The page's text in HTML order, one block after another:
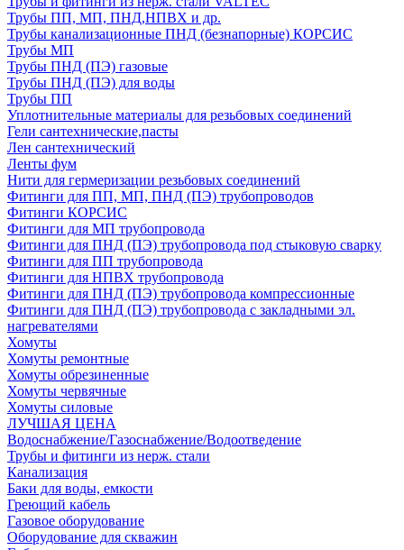
Трубы ПП, МП, ПНД,НПВХ и др.
Трубы канализационные ПНД (безнапорные) КОРСИС
Трубы МП
Трубы ПНД (ПЭ) газовые
Трубы ПНД (ПЭ) для воды
Трубы ПП
Уплотнительные материалы для резьбовых соединений
Гели сантехнические,пасты
Лен сантехнический
Ленты фум
Нити для гермеризации резьбовых соединений
Фитинги для ПП, МП, ПНД (ПЭ) трубопроводов
Фитинги КОРСИС
Фитинги для МП трубопровода
Фитинги для ПНД (ПЭ) трубопровода под стыковую сварку
Фитинги для ПП трубопровода
Фитинги для НПВХ трубопровода
Фитинги для ПНД (ПЭ) трубопровода компрессионные
Фитинги для ПНД (ПЭ) трубопровода с закладными эл.
нагревателями
Хомуты
Хомуты ремонтные
Хомуты обрезиненные
Хомуты червячные
Хомуты силовые
ЛУЧШАЯ ЦЕНА
Водоснабжение/Газоснабжение/Водоотведение
Трубы и фитинги из нерж. стали
Канализация
Баки для воды, емкости
Греющий кабель
Газовое оборудование
Оборудование для скважин